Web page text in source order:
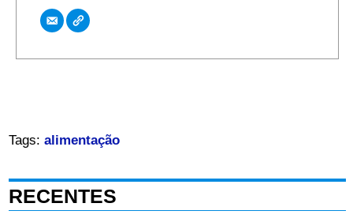
Tags: alimentação
RECENTES